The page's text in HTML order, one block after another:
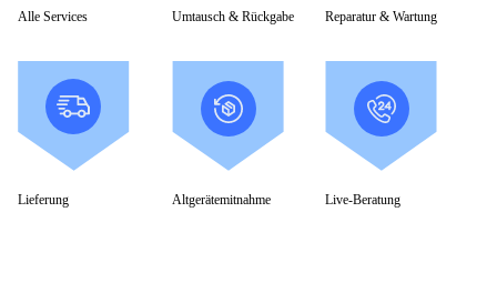
Alle Services Umtausch & Rückgabe Reparatur & Wartung
Lieferung Altgerätemitnahme Live-Beratung